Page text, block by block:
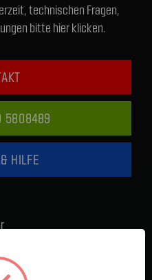
technischen Fragen,
bitte hier klicken.
5808489
HILFE